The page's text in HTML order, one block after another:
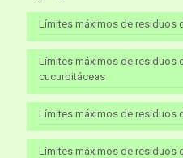
Límites máximos de residuos
Límites máximos de residuos
cucurbitáceas
Límites máximos de residuos
Límites máximos de residuos